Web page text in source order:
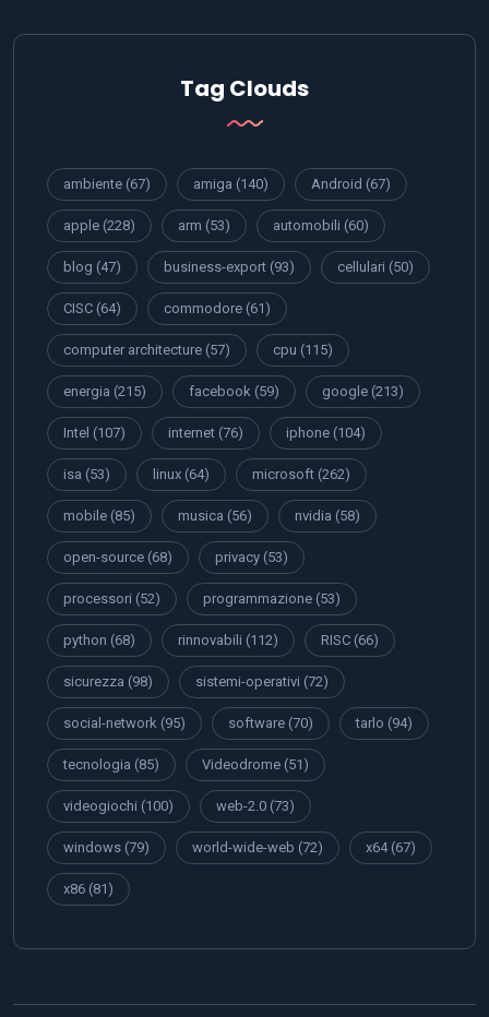
Tag Clouds
ambiente (67) amiga (140) Android (67)
apple (228) arm (53) automobili (60)
blog (47) business-export (93) cellulari (50)
CISC (64) commodore (61)
computer architecture (57) cpu (115)
energia (215) facebook (59) google (213)
Intel (107) internet (76) iphone (104)
isa (53) linux (64) microsoft (262)
mobile (85) musica (56) nvidia (58)
open-source (68) privacy (53)
processori (52) programmazione (53)
python (68) rinnovabili (112) RISC (66)
sicurezza (98) sistemi-operativi (72)
social-network (95) software (70) tarlo (94)
tecnologia (85) Videodrome (51)
videogiochi (100) web-2.0 (73)
windows (79) world-wide-web (72) x64(67)
x86 (81)